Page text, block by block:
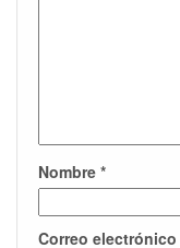
Nombre *
Correo electrónico